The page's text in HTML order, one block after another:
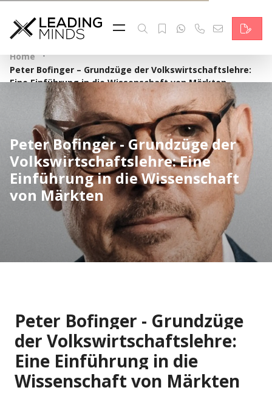
Feed
Reading Minds
Topics
Services
Who we are
Contact
Deutsch
Home ·
Peter Bofinger – Grundzüge der Volkswirtschaftslehre:
Eine Einführung in die Wissenschaft von Märkten
Peter Bofinger - Grundzüge der
Volkswirtschaftslehre: Eine
Einführung in die Wissenschaft
von Märkten
Peter Bofinger - Grundzüge
der Volkswirtschaftslehre:
Eine Einführung in die
Wissenschaft von Märkten